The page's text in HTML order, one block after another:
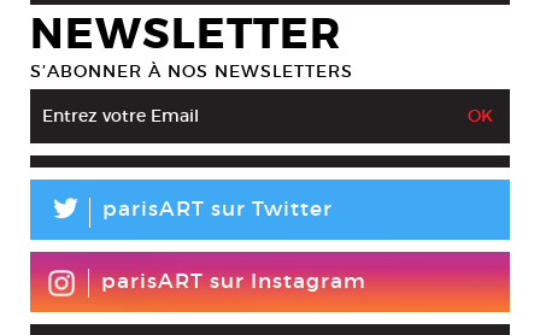
NEWSLETTER
S’ABONNER À NOS NEWSLETTERS
L parisART sur Twitter
parisART sur Instagram